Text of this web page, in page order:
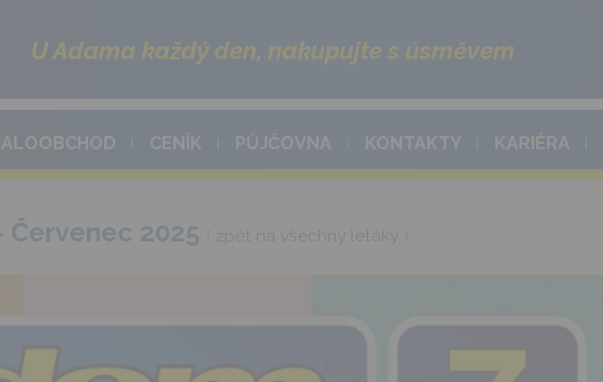
U Adama každý den, nakupujte s úsměvem
CENÍK PŮJČOVNA KONTAKTY KARIÉRA
2025 zpět na všechny letáky